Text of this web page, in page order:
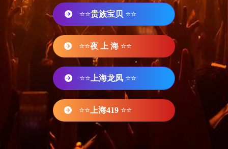
⭐⭐贵族宝贝 ⭐⭐
⭐⭐夜 上 海 ⭐⭐
⭐⭐ 上海龙凤 ⭐⭐
⭐⭐ 上海419 ⭐⭐